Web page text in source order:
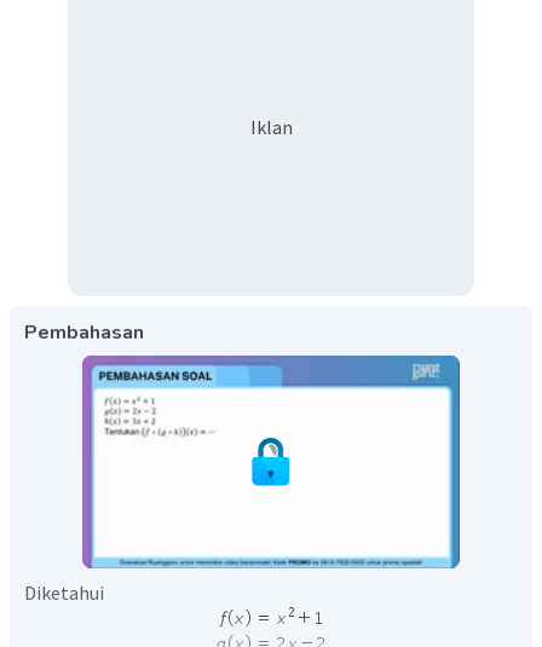
Iklan
Pembahasan
Diketahui